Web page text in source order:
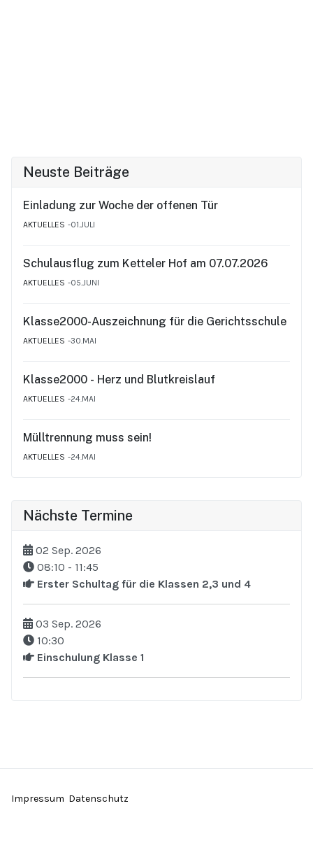
Neuste Beiträge
Einladung zur Woche der offenen Tür
AKTUELLES 01.JULI
Schulausflug zum Ketteler Hof am 07.07.2026
AKTUELLES 05.JUNI
Klasse2000-Auszeichnung für die Gerichtsschule
AKTUELLES 30.MAI
Klasse2000 - Herz und Blutkreislauf
AKTUELLES 24.MAI
Mülltrennung muss sein!
AKTUELLES 24.MAI
Nächste Termine
02 Sep. 2026
08:10 - 11:45
Erster Schultag für die Klassen 2,3 und 4
03 Sep. 2026
10:30
Einschulung Klasse 1
Impressum Datenschutz